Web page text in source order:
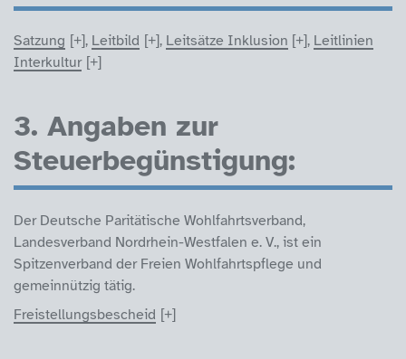
Satzung , Leitbild , Leitsätze Inklusion , Leitlinien
Interkultur
3. Angaben zur
Steuerbegünstigung:
Der Deutsche Paritätische Wohlfahrtsverband,
Landesverband Nordrhein-Westfalen e. V., ist ein
Spitzenverband der Freien Wohlfahrtspflege und
gemeinnützig tätig.
Freistellungsbescheid